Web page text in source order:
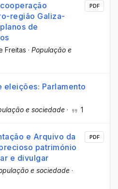
região Galiza-
de
Freitas · População e
PDF
eleições: Parlamento
e sociedade · 1
e Arquivo da
património
e divulgar
e sociedade ·
PDF